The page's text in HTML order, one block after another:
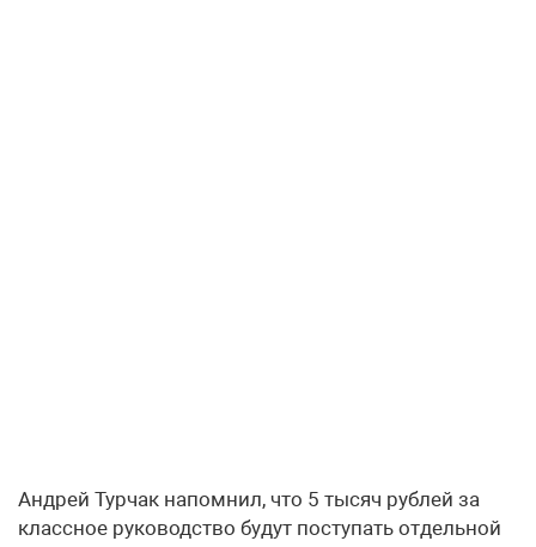
Андрей Турчак напомнил, что 5 тысяч рублей за
классное руководство будут поступать отдельной